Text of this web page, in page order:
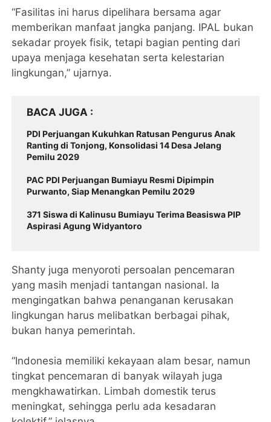
“Fasilitas ini harus dipelihara bersama agar
memberikan manfaat jangka panjang. IPAL bukan
sekadar proyek fisik, tetapi bagian penting dari
upaya menjaga kesehatan serta kelestarian
lingkungan,” ujarnya.
BACA JUGA
PDI Perjuangan Kukuhkan Ratusan Pengurus Anak
Ranting di Tonjong, Konsolidasi 14 Desa Jelang
Pemilu 2029
PAC PDI Perjuangan Bumiayu Resmi Dipimpin
Purwanto, Siap Menangkan Pemilu 2029
371 Siswa di Kalinusu Bumiayu Terima Beasiswa PIP
Aspirasi Agung Widyantoro
Shanty juga menyoroti persoalan pencemaran
yang masih menjadi tantangan nasional. Ia
mengingatkan bahwa penanganan kerusakan
lingkungan harus melibatkan berbagai pihak,
bukan hanya pemerintah.
“Indonesia memiliki kekayaan alam besar, namun
tingkat pencemaran di banyak wilayah juga
mengkhawatirkan. Limbah domestik terus
meningkat, sehingga perlu ada kesadaran